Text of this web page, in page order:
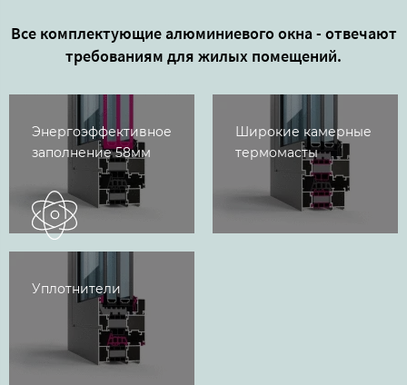
Все комплектующие алюминиевого окна - отвечают
требованиям для жилых помещений.
Энергоэффективное
заполнение 58мм
Широкие камерные
термомасты
Уплотнители